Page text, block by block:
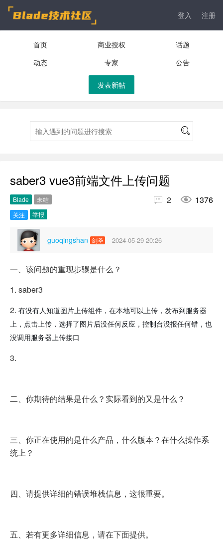
登入 注册
首页 商业授权
话题
动态
专家 公告
发表新帖
saber3 vue3前端文件上传问题
Blade
未结
关注
举报
 2  1376
guoqingshan 剑圣 2024-05-29 20:26
一、该问题的重现步骤是什么？
1. saber3
2. 有没有人知道图片上传组件，在本地可以上传，发布到服务器
上，点击上传，选择了图片后没任何反应，控制台没报任何错，也
没调用服务器上传接口
3.
二、你期待的结果是什么？实际看到的又是什么？
三、你正在使用的是什么产品，什么版本？在什么操作系
统上？
四、请提供详细的错误堆栈信息，这很重要。
五、若有更多详细信息，请在下面提供。